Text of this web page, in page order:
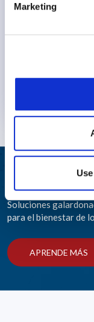
Marketing
Ayudando
Soluciones
para el bienestar de
APRENDE MÁS